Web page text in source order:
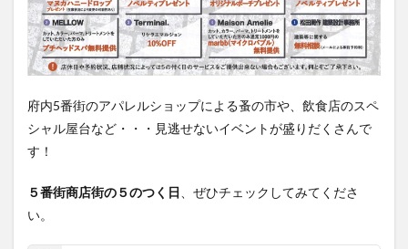
府内5番街のアパレルショップによる蚤の市や、飲食店のスペ
シャル屋台など・・・見逃せないイベントが盛りだくさんで
す！
５番街商店街の５のつく日
、ぜひチェックしてみてくださ
い。